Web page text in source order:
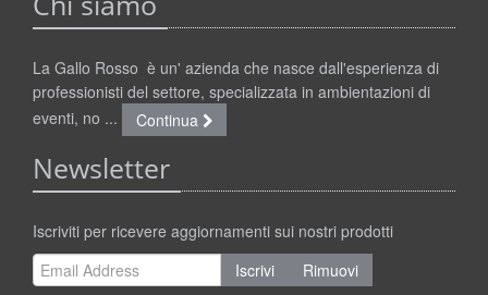
La Gallo Rosso è un' azienda che nasce dall'esperienza di
professionisti del settore, specializzata in ambientazioni di
eventi, no ...
Continua
Newsletter
Iscriviti per ricevere aggiornamenti sui nostri prodotti
Iscrivi
Rimuovi